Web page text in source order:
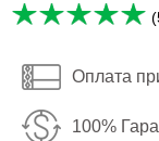
Оплата
100%